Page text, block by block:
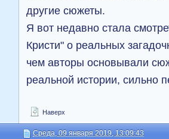
другие сюжеты.
Я вот недавно стала
Кристи" о реальных
чем авторы основывали
реальной истории, сильно
Наверх
Среда, 09 января 2019, 13:09:43